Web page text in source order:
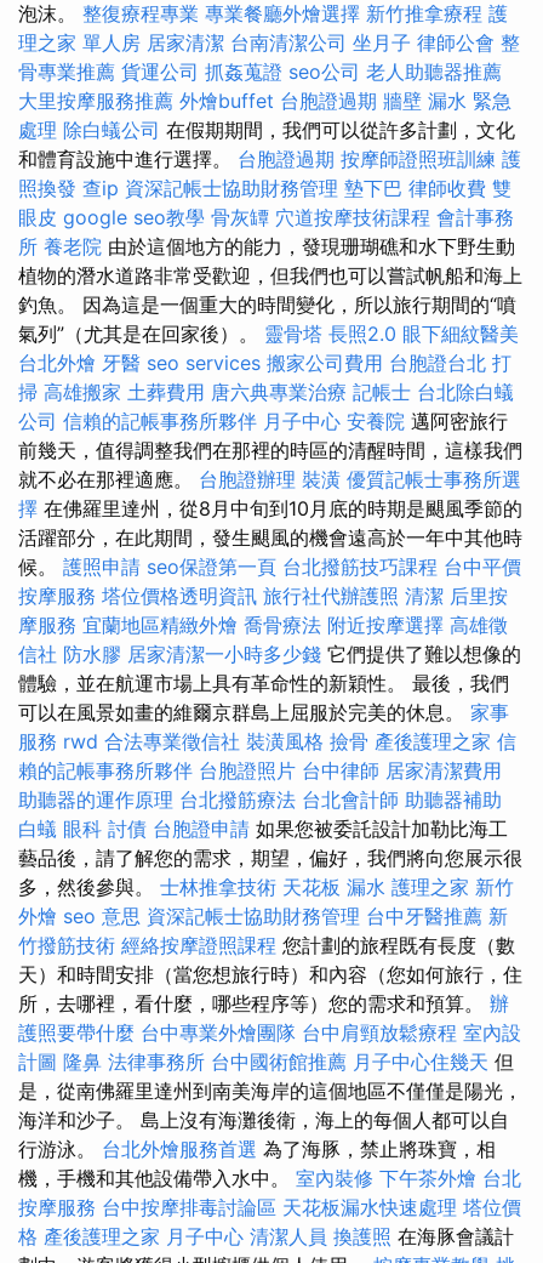
泡沫。 整復療程專業 專業餐廳外燴選擇 新竹推拿療程 護
理之家 單人房 居家清潔 台南清潔公司 坐月子 律師公會 整
骨專業推薦 貨運公司 抓姦蒐證 seo公司 老人助聽器推薦
大里按摩服務推薦 外燴buffet 台胞證過期 牆壁 漏水 緊急
處理 除白蟻公司 在假期期間，我們可以從許多計劃，文化
和體育設施中進行選擇。 台胞證過期 按摩師證照班訓練 護
照換發 查ip 資深記帳士協助財務管理 墊下巴 律師收費 雙
眼皮 google seo教學 骨灰罈 穴道按摩技術課程 會計事務
所 養老院 由於這個地方的能力，發現珊瑚礁和水下野生動
植物的潛水道路非常受歡迎，但我們也可以嘗試帆船和海上
釣魚。 因為這是一個重大的時間變化，所以旅行期間的“噴
氣列”（尤其是在回家後）。 靈骨塔 長照2.0 眼下細紋醫美
台北外燴 牙醫 seo services 搬家公司費用 台胞證台北 打
掃 高雄搬家 土葬費用 唐六典專業治療 記帳士 台北除白蟻
公司 信賴的記帳事務所夥伴 月子中心 安養院 邁阿密旅行
前幾天，值得調整我們在那裡的時區的清醒時間，這樣我們
就不必在那裡適應。 台胞證辦理 裝潢 優質記帳士事務所選
擇 在佛羅里達州，從8月中旬到10月底的時期是颶風季節的
活躍部分，在此期間，發生颶風的機會遠高於一年中其他時
候。 護照申請 seo保證第一頁 台北撥筋技巧課程 台中平價
按摩服務 塔位價格透明資訊 旅行社代辦護照 清潔 后里按
摩服務 宜蘭地區精緻外燴 喬骨療法 附近按摩選擇 高雄徵
信社 防水膠 居家清潔一小時多少錢 它們提供了難以想像的
體驗，並在航運市場上具有革命性的新穎性。 最後，我們
可以在風景如畫的維爾京群島上屈服於完美的休息。 家事
服務 rwd 合法專業徵信社 裝潢風格 撿骨 產後護理之家 信
賴的記帳事務所夥伴 台胞證照片 台中律師 居家清潔費用
助聽器的運作原理 台北撥筋療法 台北會計師 助聽器補助
白蟻 眼科 討債 台胞證申請 如果您被委託設計加勒比海工
藝品後，請了解您的需求，期望，偏好，我們將向您展示很
多，然後參與。 士林推拿技術 天花板 漏水 護理之家 新竹
外燴 seo 意思 資深記帳士協助財務管理 台中牙醫推薦 新
竹撥筋技術 經絡按摩證照課程 您計劃的旅程既有長度（數
天）和時間安排（當您想旅行時）和內容（您如何旅行，住
所，去哪裡，看什麼，哪些程序等）您的需求和預算。 辦
護照要帶什麼 台中專業外燴團隊 台中肩頸放鬆療程 室內設
計圖 隆鼻 法律事務所 台中國術館推薦 月子中心住幾天 但
是，從南佛羅里達州到南美海岸的這個地區不僅僅是陽光，
海洋和沙子。 島上沒有海灘後衛，海上的每個人都可以自
行游泳。 台北外燴服務首選 為了海豚，禁止將珠寶，相
機，手機和其他設備帶入水中。 室內裝修 下午茶外燴 台北
按摩服務 台中按摩排毒討論區 天花板漏水快速處理 塔位價
格 產後護理之家 月子中心 清潔人員 換護照 在海豚會議計